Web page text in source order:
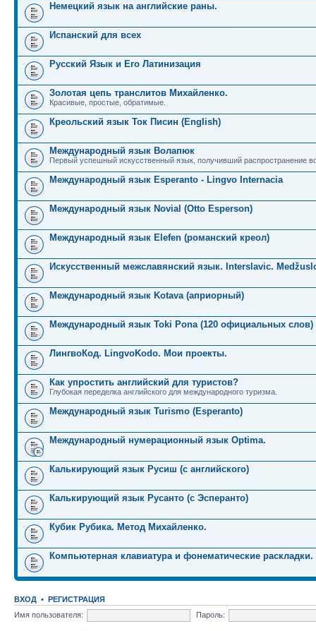
Немецкий язык на английские раны.
Испанский для всех
Русский Язык и Его Латинизация
Золотая цепь транслитов Михайленко.
Красивые, простые, обратимые.
Креольский язык Ток Писин (English)
Международный язык Волапюк
Первый успешный искусственный язык, получивший распространение
Международный язык Esperanto - Lingvo Internacia
Международный язык Novial (Otto Esperson)
Международный язык Elefen (романский креол)
Искусственный межславянский язык. Interslavic.
Международный язык Kotava (априорный)
Международный язык Toki Pona (120 официальных слов)
ЛингвоКод. LingvoKodo. Мои проекты.
Как упростить английский для туристов?
Глубокая переделка английского для международного туризма.
Международный язык Turismo (Esperanto)
Международный нумерационный язык Optima.
Калькирующий язык Русиш (с английского)
Калькирующий язык Русанто (с Эсперанто)
Кубик Рубика. Метод Михайленко.
Компьютерная клавиатура и фонематические раскладки.
ВХОД • РЕГИСТРАЦИЯ
Имя пользователя:
Пароль: